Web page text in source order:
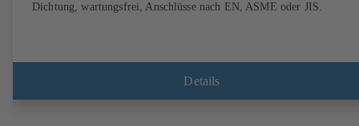
Dichtung, wartungsfrei, Anschlüsse nach EN, ASME oder JIS.
Details